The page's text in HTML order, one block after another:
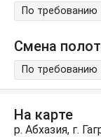
По требованию
Смена
По требованию
На карте
р. Абхазия, г.